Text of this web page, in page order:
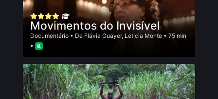
Movimentos do Invisível
Documentário • De Flávia Guayer, Leticia Monte • 75 min
•